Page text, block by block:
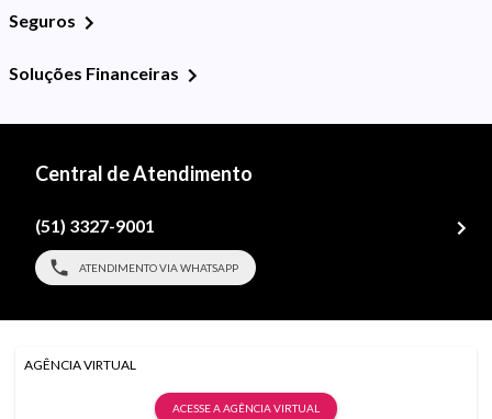
Seguros
Soluções Financeiras
Central de Atendimento
(51) 3327-9001
ATENDIMENTO VIA WHATSAPP
AGÊNCIA VIRTUAL
ACESSE A AGÊNCIA VIRTUAL